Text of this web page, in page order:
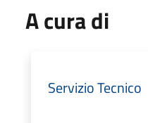
A cura di
Servizio Tecnico